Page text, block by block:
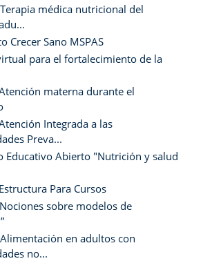
médica nutricional del
Crecer Sano MSPAS
para el fortalecimiento de la
materna durante el
Integrada a las
Preva...
Educativo Abierto "Nutrición y salud
Para Cursos
sobre modelos de
en adultos con
no...